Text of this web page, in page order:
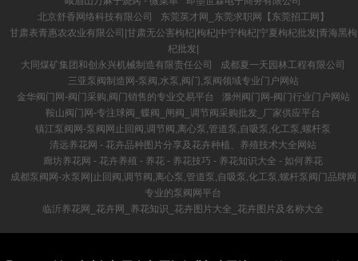
北京舒香网络科技有限公司
东莞英才网_东莞求职网【东莞招工网】
甘肃表青惠农农业有限公司|甘肃无公害枸杞|枸杞|中宁枸杞|宁夏枸杞批发|青海黑枸
杞批发|
大同煤矿集团和创永兴机械制造有限责任公司
成都夏一天园林工程有限公司
三亚泵阀制造网-泵阀,水泵,阀门,泵阀领域专业门户网站
金华阀门网-阀门采购,阀门销售的专业交易平台
滁州阀门网-阀门行业门户网站
鞍山阀门网-专注球阀_蝶阀_闸阀_调节阀采购批发_厂家供应平台
镇江泵阀网-泵阀网止回阀,调节阀,离心泵,管道泵,自吸泵,化工泵,螺杆泵
清远养花网 - 花卉品种图片分享及花卉种植、养殖技术大全网站
廊坊养花网 - 花卉养殖 - 养花 - 养花技巧 - 养花知识大全 - 如何养花
成都泵阀网-水泵网|止回阀,调节阀,离心泵,管道泵,自吸泵,化工泵,螺杆泵阀门品牌网
专业的泵阀网平台
临沂养花网_花卉网_养花知识_花卉图片大全_花卉图片及名称大全